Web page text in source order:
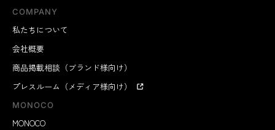
COMPANY
私たちについて
会社概要
商品掲載相談（ブランド様向け）
プレスルーム（メディア様向け）
MONOCO
MONOCO